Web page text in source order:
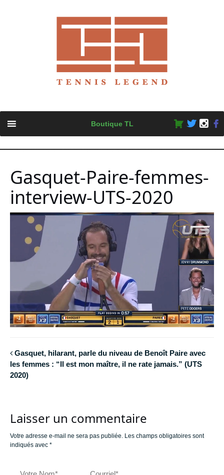
content
Boutique TL
Gasquet-Paire-femmes-
interview-UTS-2020
Gasquet, hilarant, parle du niveau de Benoît Paire avec
les femmes : “Il est mon maître, il ne rate jamais.” (UTS
2020)
Laisser un commentaire
Votre adresse e-mail ne sera pas publiée. Les champs obligatoires sont
indiqués avec *